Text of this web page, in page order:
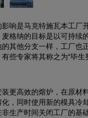
响是马克特施瓦本工厂
麦格纳的目标是以可持续
其他分支一样，工厂也
些专家将其称之为“毕生
更高效的熔炉，在原材
，同时使用新的模具冷
生产时间关闭工厂的基